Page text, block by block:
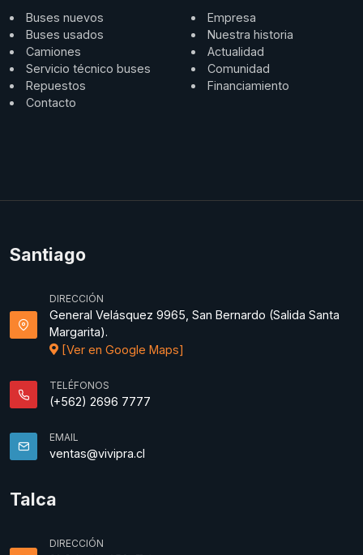
Buses nuevos
Buses usados
Camiones
Servicio técnico buses
Repuestos
Contacto
Empresa
Nuestra historia
Actualidad
Comunidad
Financiamiento
Santiago
DIRECCIÓN
General Velásquez 9965, San Bernardo (Salida Santa
Margarita).
[Ver en Google Maps]
TELÉFONOS
(+562) 2696 7777
EMAIL
ventas@vivipra.cl
Talca
DIRECCIÓN